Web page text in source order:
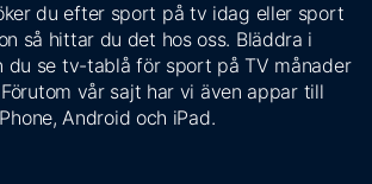
du efter sport på tv idag eller sport
så hittar du det hos oss. Bläddra i
du se tv-tablå för sport på TV månader
vår sajt har vi även appar till
Android och iPad.